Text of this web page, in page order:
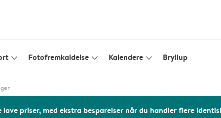
slim_arrow_down Fotofremkaldelse slim_arrow_down Kalendere slim_arrow_down Bryllup
lave priser, med ekstra besparelser når du handler flere